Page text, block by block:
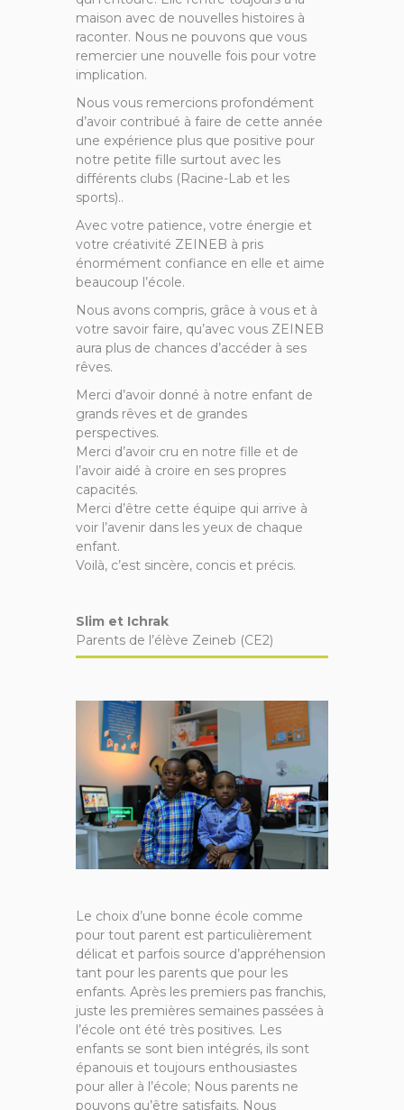
maison avec de nouvelles histoires à
raconter. Nous ne pouvons que vous
remercier une nouvelle fois pour votre
implication.
Nous vous remercions profondément
d’avoir contribué à faire de cette année
une expérience plus que positive pour
notre petite fille surtout avec les
différents clubs (Racine-Lab et les
sports)..
Avec votre patience, votre énergie et
votre créativité ZEINEB à pris
énormément confiance en elle et aime
beaucoup l’école.
Nous avons compris, grâce à vous et à
votre savoir faire, qu’avec vous ZEINEB
aura plus de chances d’accéder à ses
rêves.
Merci d’avoir donné à notre enfant de
grands rêves et de grandes
perspectives.
Merci d’avoir cru en notre fille et de
l’avoir aidé à croire en ses propres
capacités.
Merci d’être cette équipe qui arrive à
voir l’avenir dans les yeux de chaque
enfant.
Voilà, c’est sincère, concis et précis.
Slim et Ichrak
Parents de l’élève Zeineb (CE2)
Le choix d’une bonne école comme
pour tout parent est particulièrement
délicat et parfois source d’appréhension
tant pour les parents que pour les
enfants. Après les premiers pas franchis,
juste les premières semaines passées à
l’école ont été très positives. Les
enfants se sont bien intégrés, ils sont
épanouis et toujours enthousiastes
pour aller à l’école; Nous parents ne
pouvons qu’être satisfaits. Nous